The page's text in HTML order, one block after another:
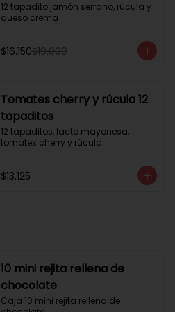
12 tapadito jamón serrano, rúcula y
queso crema
$16.150$19.000
Tomates cherry y rúcula 12
tapaditos
12 tapaditos, lacto mayonesa,
tomates cherry y rúcula.
$13.125
10 mini rejita rellena de
chocolate
Caja 10 mini rejita rellena de